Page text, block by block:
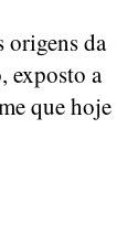
origens da
exposto a
que hoje